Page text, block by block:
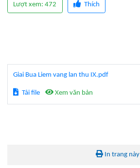
Lượt xem: 472 Thích
Giai Bua Liem vang lan thu IX.pdf
Tải file Xem văn bản
In trang này